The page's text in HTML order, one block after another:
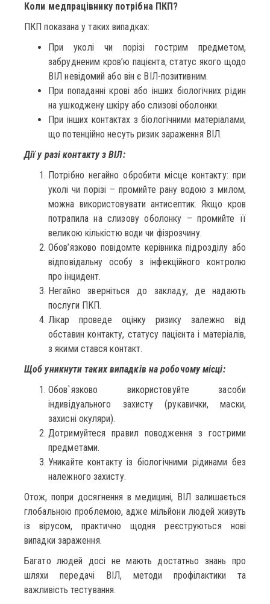
Коли медпрацівнику потрібна ПКП?
ПКП показана у таких випадках:
При уколі чи порізі гострим предметом,
забрудненим кров’ю пацієнта, статус якого щодо
ВІЛ невідомий або він є ВІЛ-позитивним.
При попаданні крові або інших біологічних рідин
на ушкоджену шкіру або слизові оболонки.
При інших контактах з біологічними матеріалами,
що потенційно несуть ризик зараження ВІЛ.
Дії у разі контакту з ВІЛ:
Потрібно негайно обробити місце контакту: при
уколі чи порізі – промийте рану водою з милом,
можна використовувати антисептик. Якщо кров
потрапила на слизову оболонку – промийте її
великою кількістю води чи фізрозчину.
Обов’язково повідомте керівника підрозділу або
відповідальну особу з інфекційного контролю
про інцидент.
Негайно зверніться до закладу, де надають
послуги ПКП.
Лікар проведе оцінку ризику залежно від
обставин контакту, статусу пацієнта і матеріалів,
з якими стався контакт.
Щоб уникнути таких випадків на робочому місці:
Обов`язково використовуйте засоби
індивідуального захисту (рукавички, маски,
захисні окуляри).
Дотримуйтеся правил поводження з гострими
предметами.
Уникайте контакту із біологічними рідинами без
належного захисту.
Отож, попри досягнення в медицині, ВІЛ залишається
глобальною проблемою, адже мільйони людей живуть
із вірусом, практично щодня реєструються нові
випадки зараження.
Багато людей досі не мають достатньо знань про
шляхи передачі ВІЛ, методи профілактики та
важливість тестування.